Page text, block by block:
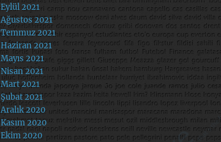
Eylül 2021
Ağustos 2021
Temmuz 2021
Haziran 2021
Mayıs 2021
Nisan 2021
Mart 2021
Şubat 2021
Aralık 2020
Kasım 2020
Ekim 2020